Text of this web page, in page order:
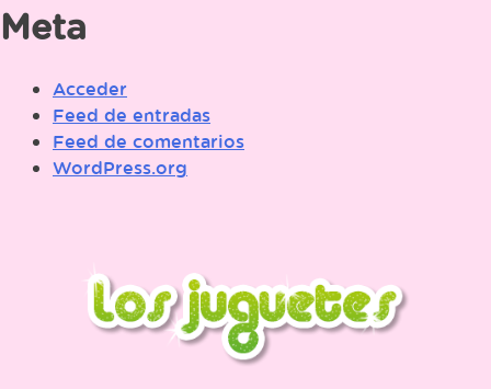
Meta
Acceder
Feed de entradas
Feed de comentarios
WordPress.org